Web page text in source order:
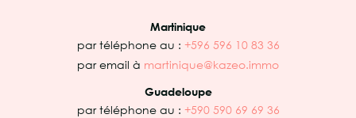
Martinique
par téléphone au : +596 596 10 83 36
par email à martinique@kazeo.immo
Guadeloupe
par téléphone au : +590 590 69 69 36